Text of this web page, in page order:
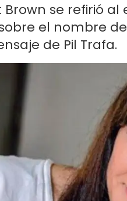
Brown se refirió
el nombre
de Pil Trafa.